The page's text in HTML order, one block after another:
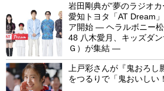
岩田剛典が”夢のラジオカ
愛知トヨタ「AT Dream
ア開始 ― ヘラルボニー
48 八木愛月、キッズダ
Ｇ）が集結 ―
上戸彩さんが『鬼おろし
をつるりで「鬼おいしい